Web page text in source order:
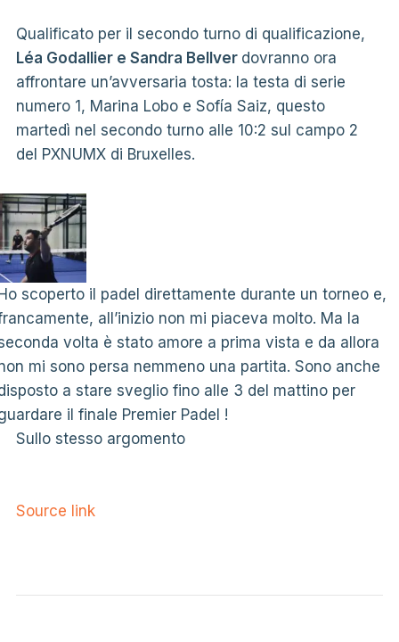
Qualificato per il secondo turno di qualificazione,
Léa Godallier e Sandra Bellver dovranno ora
affrontare un’avversaria tosta: la testa di serie
numero 1, Marina Lobo e Sofía Saiz, questo
martedì nel secondo turno alle 10:2 sul campo 2
del PXNUMX di Bruxelles.
scoperto il padel direttamente durante un torneo e,
all’inizio non mi piaceva molto. Ma la
volta è stato amore a prima vista e da allora
mi sono persa nemmeno una partita. Sono anche
a stare sveglio fino alle 3 del mattino per
il finale Premier Padel !
Sullo stesso argomento
Source link